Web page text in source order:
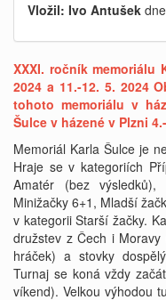
Vložil: Ivo Antušek
XXXI. ročník memoriálu
2024 a 11.-12. 5. 2024
tohoto memoriálu v
Šulce v házené v Plzni
Memoriál Karla Šulce je
Hraje se v kategoriích
Amatér (bez
Minižačky 6+1, Mladší
v kategorii Starší žačky.
družstev z Čech i
hráček) a stovky
Turnaj se koná vždy
víkend). Velkou výhodou